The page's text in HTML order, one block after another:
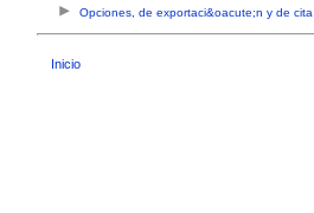
Opciones, de exportaci&oacute;n y de cita
Inicio